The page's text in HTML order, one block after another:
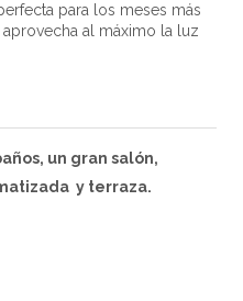
para los meses más
al máximo la luz
un gran salón,
y terraza.